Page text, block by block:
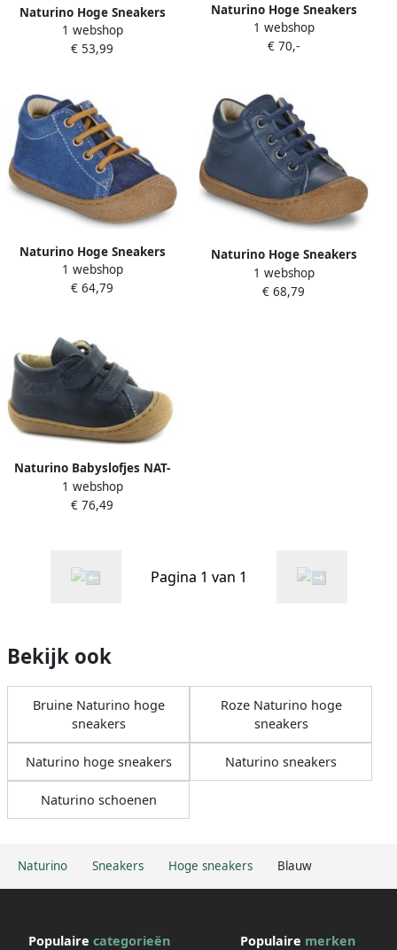
Naturino Sneakers Hoge sneakers Blauw
Naturino Hoge Sneakers
BAREFOOT SABBY VL SUEDE
1 webshop
€ 53,99
Naturino Hoge Sneakers
BAREFOOT AMUR VL
1 webshop
€ 70,-
Naturino Hoge Sneakers
COCOON ZIP SUEDE
1 webshop
€ 64,79
Naturino Hoge Sneakers
COCOON ZIP NAPPA
1 webshop
€ 68,79
Naturino Babyslofjes NAT-
CCC-12904-B
1 webshop
€ 76,49
Pagina 1 van 1
Bekijk ook
Bruine Naturino hoge
sneakers
Roze Naturino hoge
sneakers
Naturino hoge sneakers Naturino sneakers
Naturino schoenen
Populaire categorieën Populaire merken